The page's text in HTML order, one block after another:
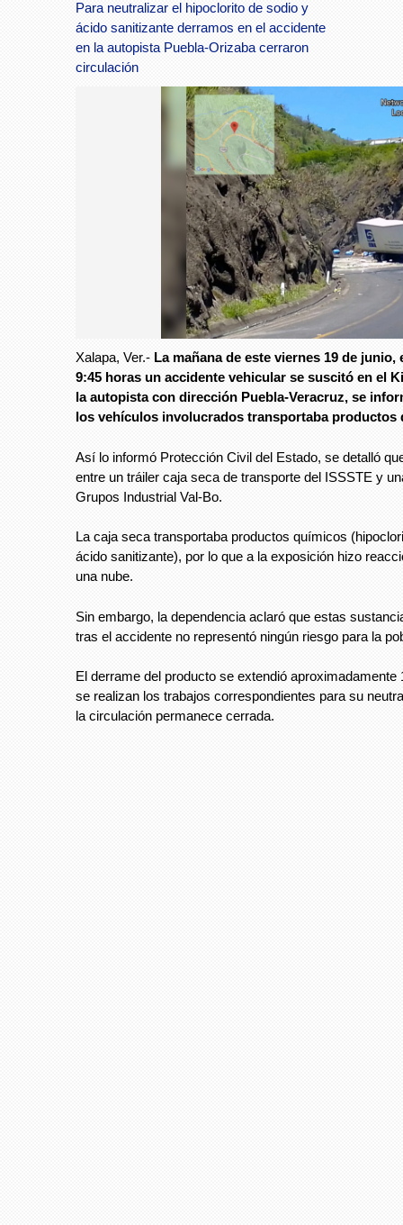
Para neutralizar el hipoclorito de sodio y
ácido sanitizante derramos en el accidente
en la autopista Puebla-Orizaba cerraron
circulación
Xalapa, Ver.- La mañana de este viernes 19 de junio,
9:45 horas un accidente vehicular se suscitó en el
la autopista con dirección Puebla-Veracruz, se
los vehículos involucrados transportaba productos
Así lo informó Protección Civil del Estado, se detalló
entre un tráiler caja seca de transporte del ISSSTE y
Grupos Industrial Val-Bo.
La caja seca transportaba productos químicos
ácido sanitizante), por lo que a la exposición hizo
una nube.
Sin embargo, la dependencia aclaró que estas
tras el accidente no representó ningún riesgo para la
El derrame del producto se extendió aproximadamente
se realizan los trabajos correspondientes para su
la circulación permanece cerrada.